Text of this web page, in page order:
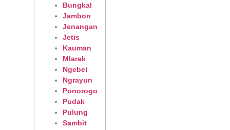
Bungkal
Jambon
Jenangan
Jetis
Kauman
Mlarak
Ngebel
Ngrayun
Ponorogo
Pudak
Pulung
Sambit